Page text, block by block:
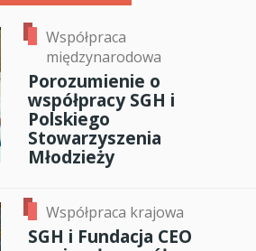
Współpraca
międzynarodowa
Porozumienie o
współpracy SGH i
Polskiego
Stowarzyszenia
Młodzieży
Współpraca krajowa
SGH i Fundacja CEO